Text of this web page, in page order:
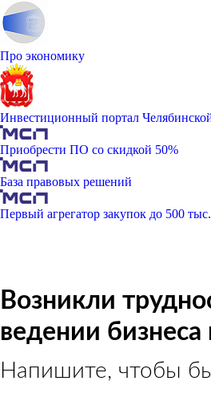
Про экономику
Инвестиционный портал
Приобрести ПО со скидкой 50%
База правовых решений
Первый агрегатор закупок до 500
Возникли
ведении бизнеса
Напишите, чтобы